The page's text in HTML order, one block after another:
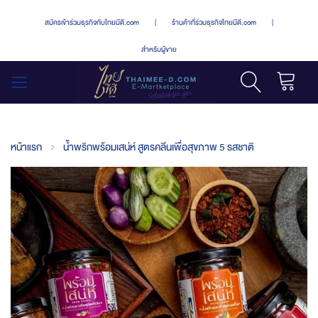
สมัครเข้าร่วมธุรกิจกับไทยมีดี.com | ร้านค้าที่ร่วมธุรกิจไทยมีดี.com |
สำหรับผู้ขาย
หน้าแรก น้ำพริกพร้อมเสน่ห์ สูตรคลีนเพื่อสุขภาพ 5 รสชาติ
Skip
to
the
end
of
the
images
gallery